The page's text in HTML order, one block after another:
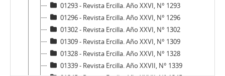
01293 - Revista Ercilla. Año XXVI, N° 1293
01296 - Revista Ercilla. Año XXVI, N° 1296
01302 - Revista Ercilla. Año XXVI, N° 1302
01309 - Revista Ercilla. Año XXVI, N° 1309
01328 - Revista Ercilla. Año XXVI, N° 1328
01339 - Revista Ercilla. Año XXVII, N° 1339